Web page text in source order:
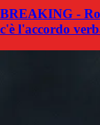
BREAKING -
c'è l'accordo